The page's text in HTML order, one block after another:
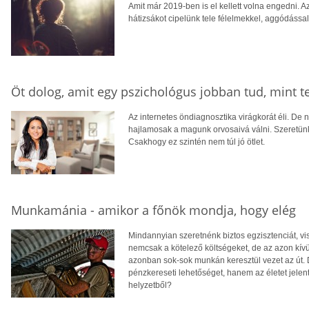
Amit már 2019-ben is el kellett volna engedni.
hátizsákot cipelünk tele félelmekkel,
Öt dolog, amit egy pszichológus jobban tud, mint
Az internetes öndiagnosztika virágkorát éli. De
hajlamosak a magunk orvosaivá válni.
Csakhogy ez szintén nem túl jó ötlet.
Munkamánia - amikor a főnök mondja, hogy elég
Mindannyian szeretnénk biztos egzisztenciát,
nemcsak a kötelező költségeket, de az azon
azonban sok-sok munkán keresztül vezet az
pénzkereseti lehetőséget, hanem az életet
helyzetből?